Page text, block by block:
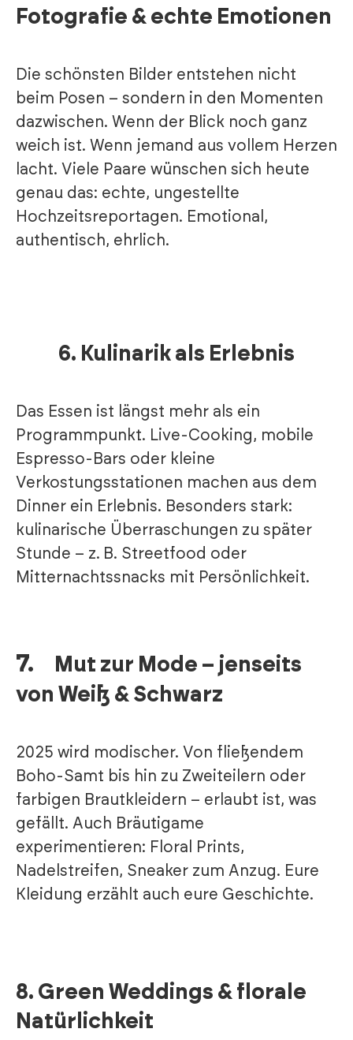
Fotografie & echte Emotionen
Die schönsten Bilder entstehen nicht
beim Posen – sondern in den Momenten
dazwischen. Wenn der Blick noch ganz
weich ist. Wenn jemand aus vollem Herzen
lacht. Viele Paare wünschen sich heute
genau das: echte, ungestellte
Hochzeitsreportagen. Emotional,
authentisch, ehrlich.
6. Kulinarik als Erlebnis
Das Essen ist längst mehr als ein
Programmpunkt. Live-Cooking, mobile
Espresso-Bars oder kleine
Verkostungsstationen machen aus dem
Dinner ein Erlebnis. Besonders stark:
kulinarische Überraschungen zu später
Stunde – z. B. Streetfood oder
Mitternachtssnacks mit Persönlichkeit.
7.
Mut zur Mode – jenseits
von Weiß & Schwarz
2025 wird modischer. Von fließendem
Boho-Samt bis hin zu Zweiteilern oder
farbigen Brautkleidern – erlaubt ist, was
gefällt. Auch Bräutigame
experimentieren: Floral Prints,
Nadelstreifen, Sneaker zum Anzug. Eure
Kleidung erzählt auch eure Geschichte.
8. Green Weddings & florale
Natürlichkeit